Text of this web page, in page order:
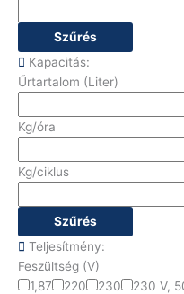
Szűrés
Kapacitás:
Űrtartalom (Liter)
Kg/óra
Kg/ciklus
Szűrés
Teljesítmény:
Feszültség (V)
1,87
220 230 230 V,